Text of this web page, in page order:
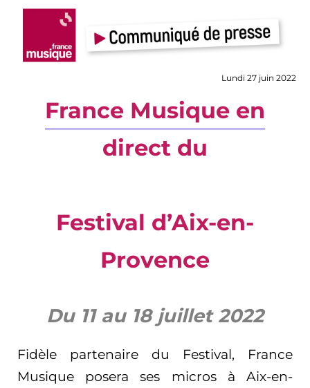
Lundi 27 juin 2022
France Musique en
direct du
Festival d’Aix-en-
Provence
Du 11 au 18 juillet 2022
Fidèle partenaire du Festival, France
Musique posera ses micros à Aix-en-